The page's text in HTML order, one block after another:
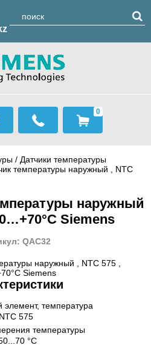
0
/ Датчики температуры
температуры наружный , NTC
наружный
Siemens
QAC32
элемент, температура
NTC 575
температуры
°C